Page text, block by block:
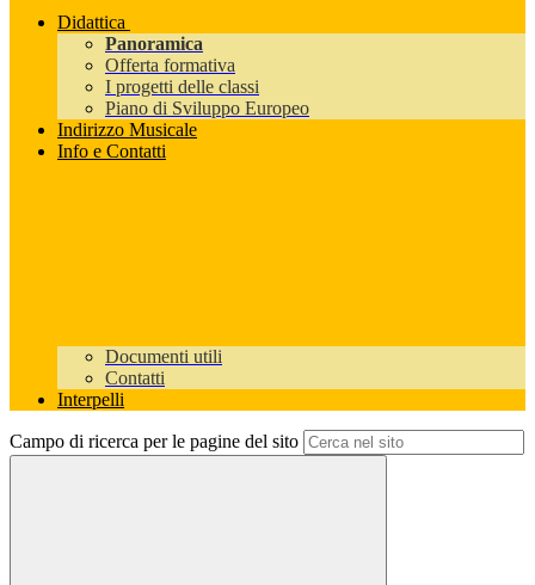
Didattica
Panoramica
Offerta formativa
I progetti delle classi
Piano di Sviluppo Europeo
Indirizzo Musicale
Info e Contatti
Documenti utili
Contatti
Interpelli
Campo di ricerca per le pagine del sito